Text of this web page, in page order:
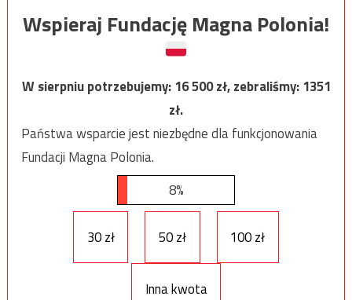
Wspieraj Fundację Magna Polonia!
W sierpniu potrzebujemy:16 500zł, zebraliśmy:1351
zł.
Państwa wsparcie jest niezbędne dla funkcjonowania
Fundacji Magna Polonia.
8%
30 zł 50 zł 100 zł
Inna kwota